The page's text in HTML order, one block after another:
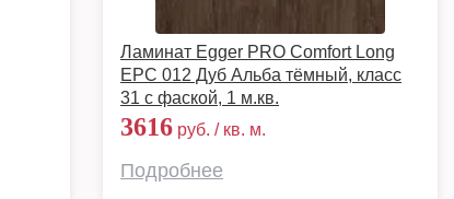
Ламинат Egger PRO Comfort Long
EPC 012 Дуб Альба тёмный, класс
31 с фаской, 1 м.кв.
3616 руб. / кв. м.
Подробнее